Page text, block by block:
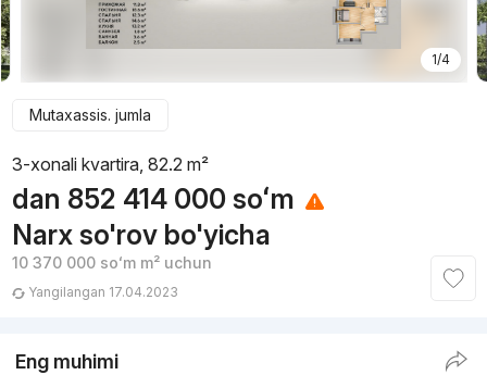
1/4
Mutaxassis. jumla
3-xonali kvartira, 82.2 m²
dan 852 414 000 soʻm
Narx so'rov bo'yicha
10 370 000 soʻmm² uchun
Yangilangan 17.04.2023
Eng muhimi